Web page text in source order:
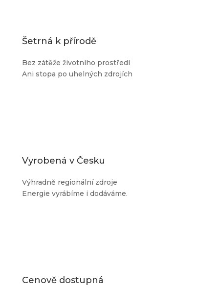
Šetrná k přírodě
Bez zátěže životního prostředí
Ani stopa po uhelných zdrojích
Vyrobená v Česku
Výhradně regionální zdroje
Energie vyrábíme i dodáváme.
Cenově dostupná